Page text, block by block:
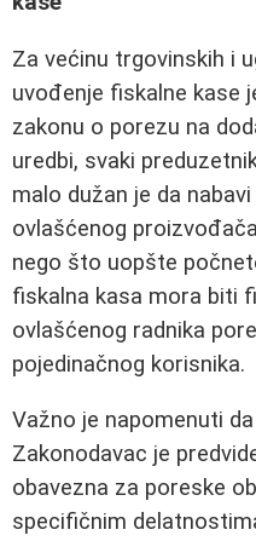
Za većinu trgovinskih i
uvođenje fiskalne kase
zakonu o porezu na
uredbi, svaki
malo dužan je da
ovlašćenog
nego što uopšte
fiskalna kasa mora biti
ovlašćenog radnika
pojedinačnog korisnika.
Važno je napomenuti
Zakonodavac je
obavezna za poreske
specifičnim